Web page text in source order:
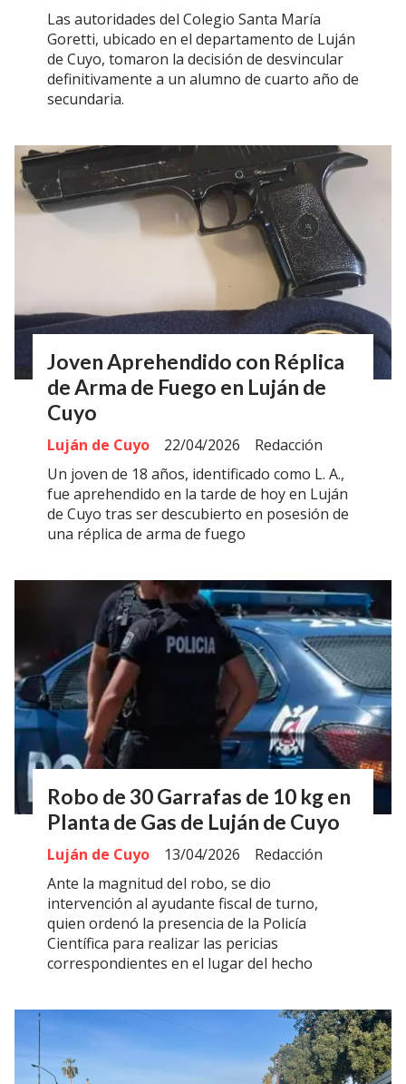
Las autoridades del Colegio Santa María
Goretti, ubicado en el departamento de Luján
de Cuyo, tomaron la decisión de desvincular
definitivamente a un alumno de cuarto año de
secundaria.
Joven Aprehendido con Réplica
de Arma de Fuego en Luján de
Cuyo
Redacción
Luján de Cuyo
22/04/2026
Un joven de 18 años, identificado como L. A.,
fue aprehendido en la tarde de hoy en Luján
de Cuyo tras ser descubierto en posesión de
una réplica de arma de fuego
Robo de 30 Garrafas de 10 kg en
Planta de Gas de Luján de Cuyo
Redacción
Luján de Cuyo
13/04/2026
Ante la magnitud del robo, se dio
intervención al ayudante fiscal de turno,
quien ordenó la presencia de la Policía
Científica para realizar las pericias
correspondientes en el lugar del hecho